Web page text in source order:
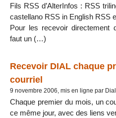
Fils RSS d’AlterInfos : RSS
castellano RSS in English RSS
Pour les recevoir directement
faut un (…)
Recevoir DIAL chaque
courriel
9 novembre 2006, mis en ligne par Dial
Chaque premier du mois, un
ce même jour, avec des liens